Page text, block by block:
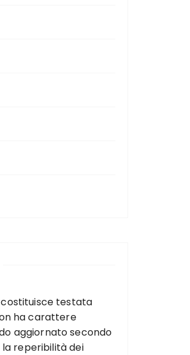
testata
ha carattere
aggiornato secondo
reperibilità dei